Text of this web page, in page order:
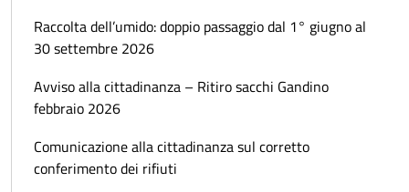
Raccolta dell’umido: doppio passaggio dal 1° giugno al
30 settembre 2026
Avviso alla cittadinanza – Ritiro sacchi Gandino
febbraio 2026
Comunicazione alla cittadinanza sul corretto
conferimento dei rifiuti